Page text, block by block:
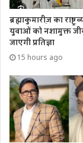
ब्रह्माकुमारीज़ का
युवाओं को नशामुक्त
जाएगी प्रतिज्ञा
15 hours ago